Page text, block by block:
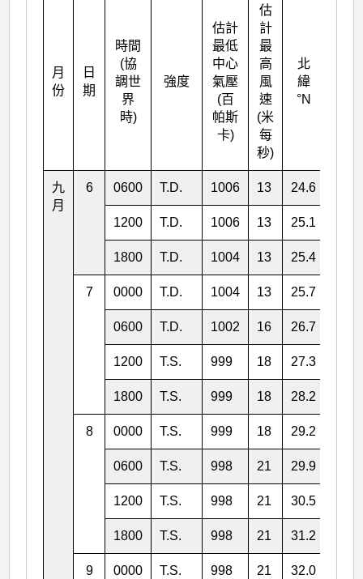
月
份
日
期
時間
(協
調世
界
時)
強度
估計
最低
中心
氣壓
(百
帕斯
卡)
估
計
最
高
風
速
(米
每
秒)
北
緯
°N
九
月
6 0600 T.D. 1006 13 24.6
1200 T.D. 1006 13 25.1
1800 T.D. 1004 13 25.4
7 0000 T.D. 1004 13 25.7
0600 T.D. 1002 16 26.7
1200 T.S. 999 18 27.3
1800 T.S. 999 18 28.2
8 0000 T.S. 999 18 29.2
0600 T.S. 998 21 29.9
1200 T.S. 998 21 30.5
1800 T.S. 998 21 31.2
9 0000 T.S. 998 21 32.0